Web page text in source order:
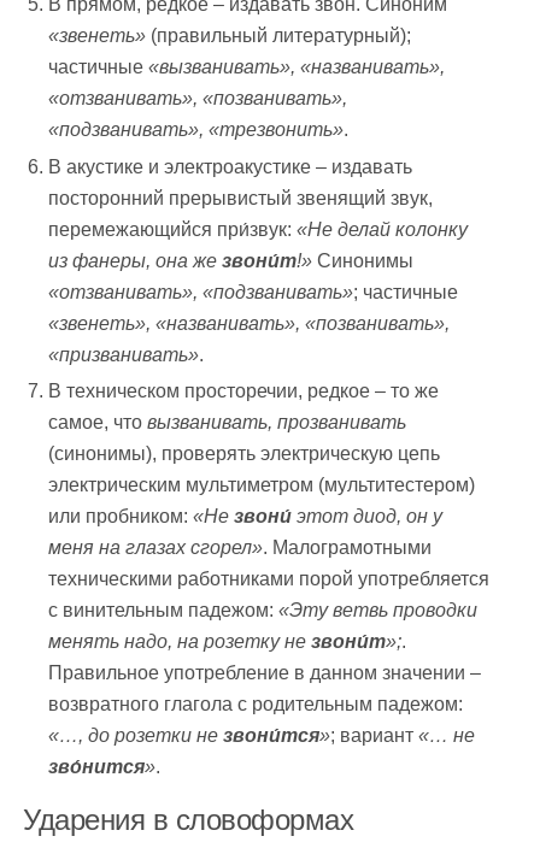
В прямом, редкое – издавать звон. Синоним
«звенеть» (правильный литературный);
частичные«вызванивать», «названивать»,
«отзванивать», «позванивать»,
«подзванивать», «трезвонить».
В акустике и электроакустике – издавать
посторонний прерывистый звенящий звук,
перемежающийся при́звук:«Не делай колонку
из фанеры, она жезвони́т!» Синонимы
«отзванивать», «подзванивать»; частичные
«звенеть», «названивать», «позванивать»,
«призванивать».
В техническом просторечии, редкое – то же
самое, чтовызванивать, прозванивать
(синонимы), проверять электрическую цепь
электрическим мультиметром (мультитестером)
или пробником:«Незвони́ этот диод, он у
меня на глазах сгорел». Малограмотными
техническими работниками порой употребляется
с винительным падежом:«Эту ветвь проводки
менять надо, на розетку незвони́т»;.
Правильное употребление в данном значении –
возвратного глагола с родительным падежом:
«…, до розетки незвони́тся»; вариант«… не
зво́нится».
Ударения в словоформах